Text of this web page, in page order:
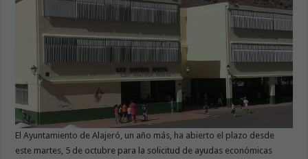
El Ayuntamiento de Alajeró, un año más, ha abierto el plazo desde
este martes, 5 de octubre para la solicitud de ayudas económicas